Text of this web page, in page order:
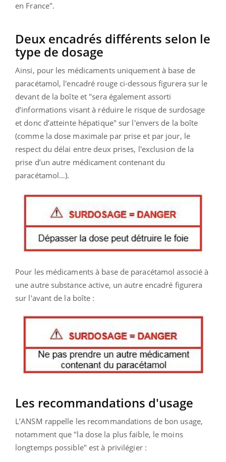
en France".
Deux encadrés différents selon le
type de dosage
Ainsi, pour les médicaments uniquement à base de
paracétamol, l'encadré rouge ci-dessous figurera sur le
devant de la boîte et "sera également assorti
d’informations visant à réduire le risque de surdosage
et donc d’atteinte hépatique" sur l'envers de la boîte
(comme la dose maximale par prise et par jour, le
respect du délai entre deux prises, l'exclusion de la
prise d’un autre médicament contenant du
paracétamol…).
Pour les médicaments à base de paracétamol associé à
une autre substance active, un autre encadré figurera
sur l'avant de la boîte :
Les recommandations d'usage
L’ANSM rappelle les recommandations de bon usage,
notamment que "la dose la plus faible, le moins
longtemps possible" est à privilégier :